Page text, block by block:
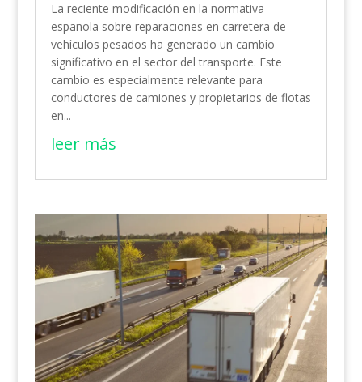
La reciente modificación en la normativa
española sobre reparaciones en carretera de
vehículos pesados ha generado un cambio
significativo en el sector del transporte. Este
cambio es especialmente relevante para
conductores de camiones y propietarios de flotas
en...
leer más